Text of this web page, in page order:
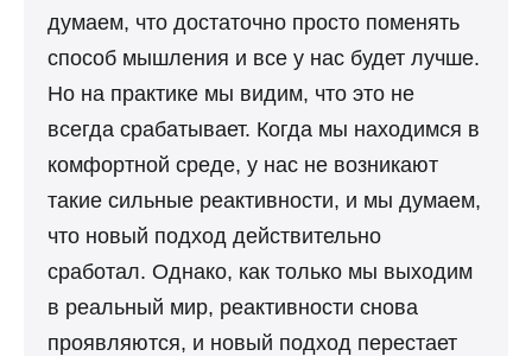
думаем, что достаточно просто поменять
способ мышления и все у нас будет лучше.
Но на практике мы видим, что это не
всегда срабатывает. Когда мы находимся в
комфортной среде, у нас не возникают
такие сильные реактивности, и мы думаем,
что новый подход действительно
сработал. Однако, как только мы выходим
в реальный мир, реактивности снова
проявляются, и новый подход перестает